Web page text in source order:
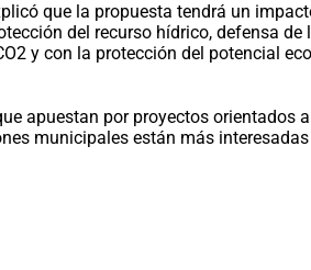
que la propuesta tendrá un
del recurso hídrico, defensa
y con la protección del potencial
apuestan por proyectos
municipales están más